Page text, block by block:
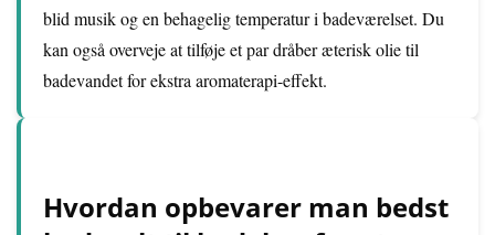
blid musik og en behagelig temperatur i badeværelset. Du
kan også overveje at tilføje et par dråber æterisk olie til
badevandet for ekstra aromaterapi-effekt.
Hvordan opbevarer man bedst